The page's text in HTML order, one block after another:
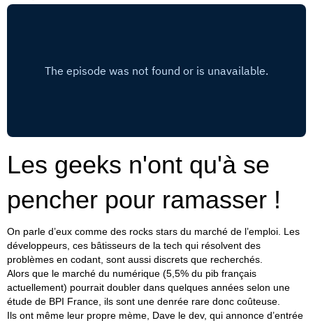
Les geeks n'ont qu'à se
pencher pour ramasser !
On parle d’eux comme des rocks stars du marché de l’emploi. Les
développeurs, ces bâtisseurs de la tech qui résolvent des
problèmes en codant, sont aussi discrets que recherchés.
Alors que le marché du numérique (5,5% du pib français
actuellement) pourrait doubler dans quelques années selon une
étude de BPI France, ils sont une denrée rare donc coûteuse.
Ils ont même leur propre mème, Dave le dev, qui annonce d’entrée